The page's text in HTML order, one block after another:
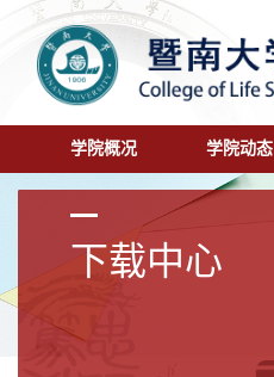
学院概况 学院动态
下载中心